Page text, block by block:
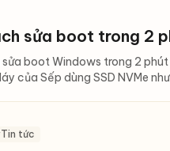
sửa boot trong 2
boot Windows trong 2
của Sếp dùng SSD NVMe
tức